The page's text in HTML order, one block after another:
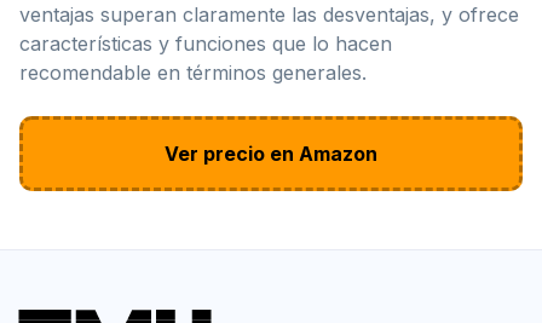
ventajas superan claramente las desventajas, y ofrece
características y funciones que lo hacen
recomendable en términos generales.
Ver precio en Amazon